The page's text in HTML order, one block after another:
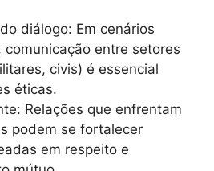
diálogo: Em cenários
comunicação entre setores
civis) é essencial
éticas.
Relações que enfrentam
podem se fortalecer
em respeito e